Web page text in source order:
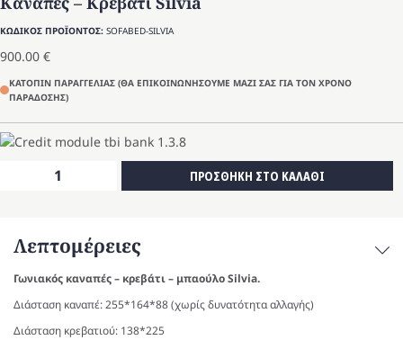
ΚΩΔΙΚΟΣ ΠΡΟΪΟΝΤΟΣ: SOFABED-SILVIA
900.00 €
ΚΑΤΟΠΙΝ ΠΑΡΑΓΓΕΛΙΑΣ (ΘΑ ΕΠΙΚΟΙΝΩΝΗΣΟΥΜΕ ΜΑΖΙ ΣΑΣ ΓΙΑ ΤΟΝ ΧΡΟΝΟ
ΠΑΡΑΔΟΣΗΣ)
ποσότητα
ΠΡΟΣΘΗΚΗ ΣΤΟ ΚΑΛΑΘΙ
Λεπτομέρειες
Γωνιακός καναπές – κρεβάτι – μπαούλο Silvia.
Διάσταση καναπέ: 255*164*88 (χωρίς δυνατότητα αλλαγής)
Διάσταση κρεβατιού: 138*225